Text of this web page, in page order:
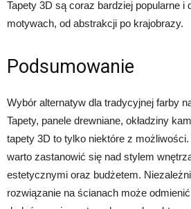
Tapety 3D są coraz bardziej popularne i
motywach, od abstrakcji po krajobrazy.
Podsumowanie
Wybór alternatyw dla tradycyjnej farby
Tapety, panele drewniane, okładziny
tapety 3D to tylko niektóre z
warto zastanowić się nad stylem
estetycznymi oraz budżetem.
rozwiązanie na ścianach może